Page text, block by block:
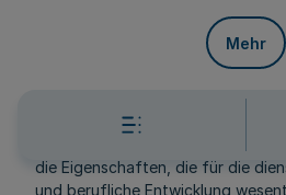
Mehr
Mit der Leistungs- und
die auf dem oder den im
die Eigenschaften, die für die
und berufliche Entwicklung